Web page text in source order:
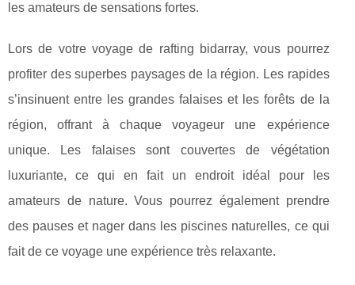
les amateurs de sensations fortes.
Lors de votre voyage de rafting bidarray, vous pourrez
profiter des superbes paysages de la région. Les rapides
s’insinuent entre les grandes falaises et les forêts de la
région, offrant à chaque voyageur une expérience
unique. Les falaises sont couvertes de végétation
luxuriante, ce qui en fait un endroit idéal pour les
amateurs de nature. Vous pourrez également prendre
des pauses et nager dans les piscines naturelles, ce qui
fait de ce voyage une expérience très relaxante.